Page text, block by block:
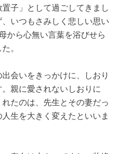
子」として過ごしてきまし
いつもさみしく悲しい思い
から心無い言葉を浴びせら
。
会いをきっかけに、しおり
親に愛されないしおりに
たのは、先生とその妻だっ
生を大きく変えたといいま